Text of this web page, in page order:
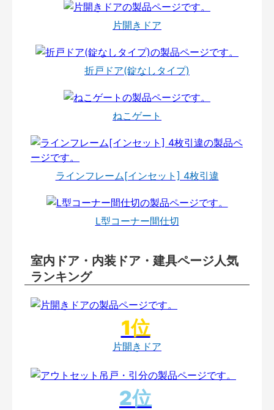
片開きドア
折戸ドア(錠なしタイプ)
ねこゲート
ラインフレーム[インセット] 4枚引違
L型コーナー間仕切
室内ドア・内装ドア・建具ページ人気
ランキング
片開きドア